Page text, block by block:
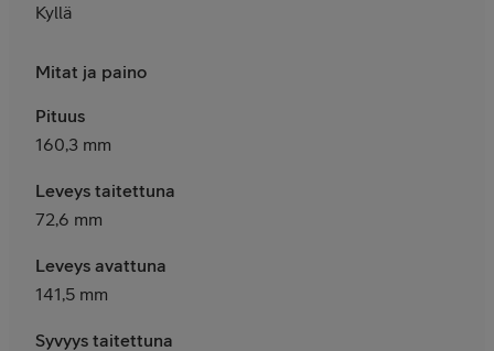
Kyllä
Mitat ja paino
Pituus
160,3 mm
Leveys taitettuna
72,6 mm
Leveys avattuna
141,5 mm
Syvyys taitettuna